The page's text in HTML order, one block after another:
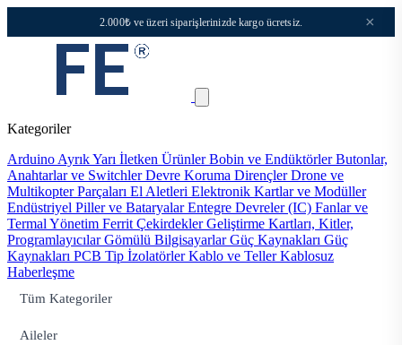
2.000₺ ve üzeri siparişlerinizde kargo ücretsiz. ×
Kategoriler
Arduino Ayrık Yarı İletken ÜrünlerBobin ve EndüktörlerButonlar,
Anahtarlar ve SwitchlerDevre Koruma DirençlerDrone ve
Multikopter Parçaları El Aletleri Elektronik Kartlar ve Modüller
Endüstriyel Piller ve BataryalarEntegre Devreler (IC) Fanlar ve
Termal Yönetim Ferrit ÇekirdeklerGeliştirme Kartları, Kitler,
ProgramlayıcılarGömülü BilgisayarlarGüç Kaynakları Güç
Kaynakları PCB Tip İzolatörlerKablo ve TellerKablosuz
Haberleşme
Tüm Kategoriler
Aileler